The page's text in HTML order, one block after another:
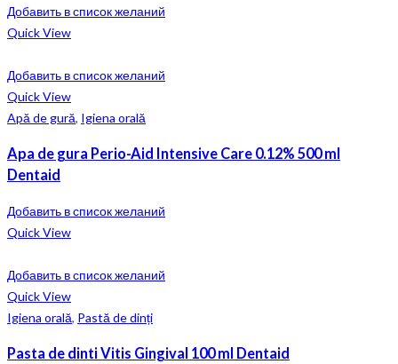
Добавить в список желаний
Quick View
Добавить в список желаний
Quick View
Apă de gură, Igiena orală
Apa de gura Perio-Aid Intensive Care 0.12% 500 ml
Dentaid
Добавить в список желаний
Quick View
Добавить в список желаний
Quick View
Igiena orală, Pastă de dinți
Pasta de dinti Vitis Gingival 100 ml Dentaid